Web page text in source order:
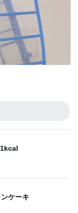
ケーキ